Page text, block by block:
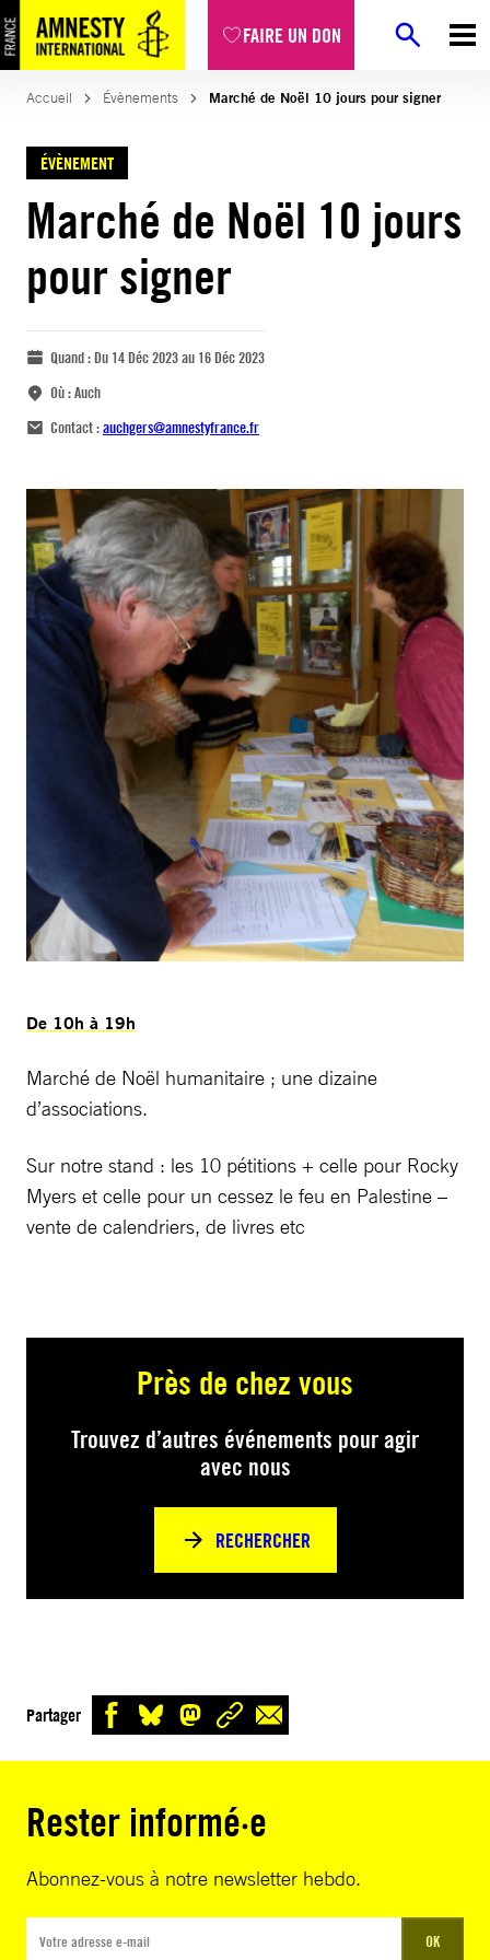
FAIRE UN DON
Accueil Évènements Marché de Noël 10 jours pour signer
ÉVÈNEMENT
Marché de Noël 10 jours
pour signer
Quand :Du 14 Déc 2023 au 16 Déc 2023
Où :Auch
Contact :auchgers@amnestyfrance.fr
De 10h à 19h
Marché de Noël humanitaire ; une dizaine
d’associations.
Sur notre stand : les 10 pétitions + celle pour Rocky
Myers et celle pour un cessez le feu en Palestine –
vente de calendriers, de livres etc
Près de chez vous
Trouvez d’autres événements pour agir
avec nous
RECHERCHER
Partager
Rester informé·e
Abonnez-vous à notre newsletter hebdo.
OK